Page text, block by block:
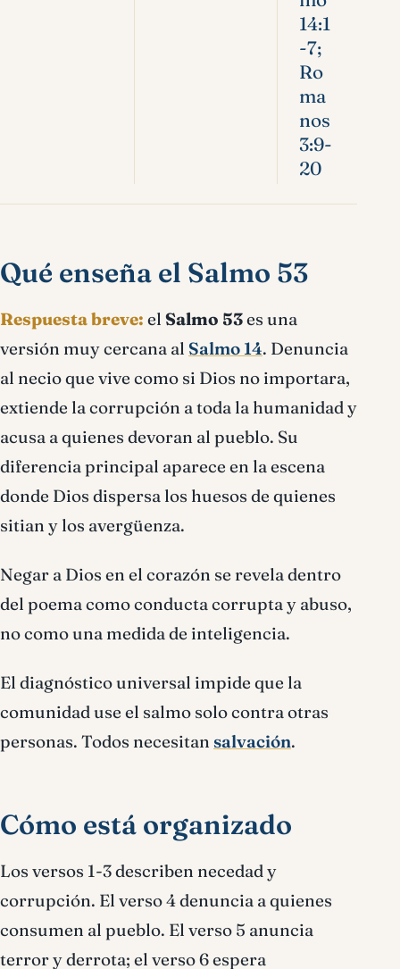
14:1
-7;
Ro
ma
nos
3:9-
20
Qué enseña el Salmo 53
Respuesta breve: el Salmo 53es una
versión muy cercana al Salmo 14. Denuncia
al necio que vive como si Dios no importara,
extiende la corrupción a toda la humanidad y
acusa a quienes devoran al pueblo. Su
diferencia principal aparece en la escena
donde Dios dispersa los huesos de quienes
sitian y los avergüenza.
Negar a Dios en el corazón se revela dentro
del poema como conducta corrupta y abuso,
no como una medida de inteligencia.
El diagnóstico universal impide que la
comunidad use el salmo solo contra otras
personas. Todos necesitan salvación.
Cómo está organizado
Los versos 1-3 describen necedad y
corrupción. El verso 4 denuncia a quienes
consumen al pueblo. El verso 5 anuncia
terror y derrota; el verso 6 espera